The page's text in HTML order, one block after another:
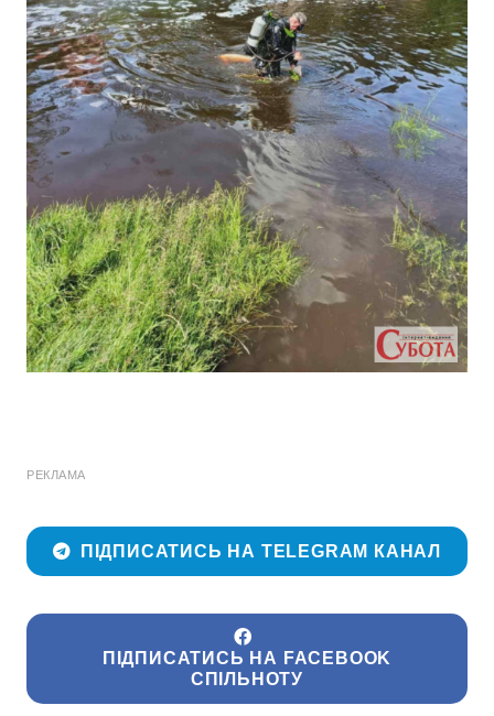
РЕКЛАМА
ПІДПИСАТИСЬ НА TELEGRAM КАНАЛ
ПІДПИСАТИСЬ НА FACEBOOK
СПІЛЬНОТУ